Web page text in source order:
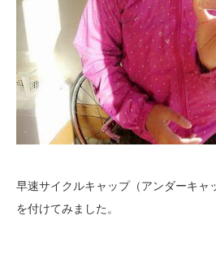
早速サイクルキャップ（アンダーキャ
を付けてみました。